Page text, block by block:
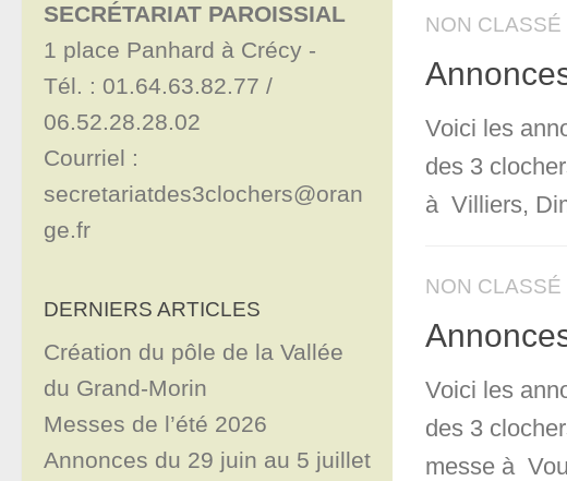
NON CLASSÉ
Voici les
des 3
à Villiers,
NON CLASSÉ
Voici les
des 3
messe à
SECRÉTARIAT PAROISSIAL
1 place Panhard à Crécy -
Tél. : 01.64.63.82.77 /
06.52.28.28.02
Courriel :
secretariatdes3clochers@oran
ge.fr
DERNIERS ARTICLES
Création du pôle de la Vallée
du Grand-Morin
Messes de l’été 2026
Annonces du 29 juin au 5 juillet